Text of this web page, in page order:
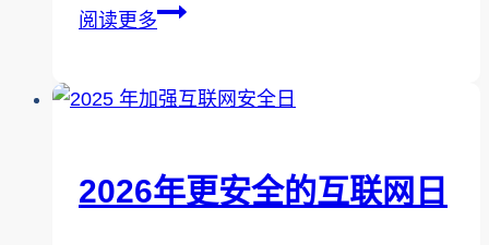
阅读更多2026
据
私
周
2026年更安全的互联网日